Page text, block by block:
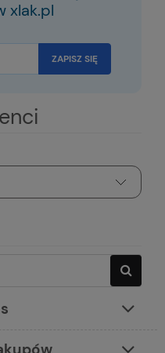
xlak.pl
ZAPISZ SIĘ